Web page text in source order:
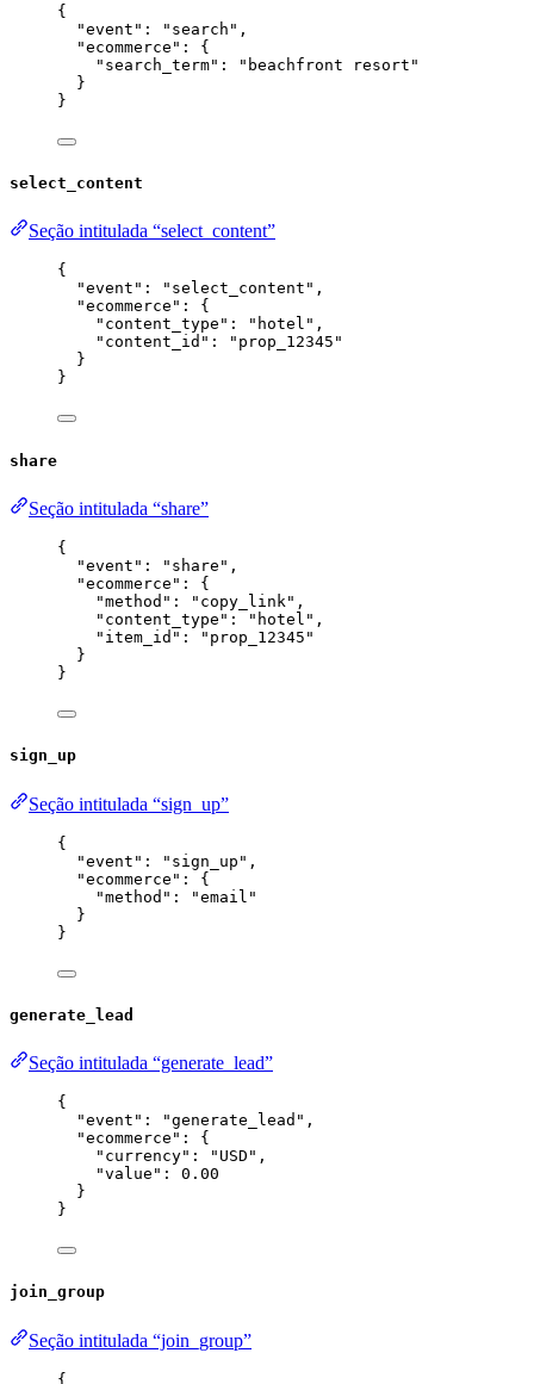
{
"event" : " search " ,
"ecommerce" : {
"search_term" : " beachfront resort "
}
}
select_content
Seção intitulada “select_content”
{
"event" : " select_content " ,
"ecommerce" : {
"content_type" : " hotel " ,
"content_id" : " prop_12345 "
}
}
share
Seção intitulada “share”
{
"event" : " share " ,
"ecommerce" : {
"method" : " copy_link " ,
"content_type" : " hotel " ,
"item_id" : " prop_12345 "
}
}
sign_up
Seção intitulada “sign_up”
{
"event" : " sign_up " ,
"ecommerce" : {
"method" : "email "
}
}
generate_lead
Seção intitulada “generate_lead”
{
"event" : "generate_lead " ,
"ecommerce" : {
"currency" : " USD " ,
"value" : 0.00
}
}
join_group
Seção intitulada “join_group”
{